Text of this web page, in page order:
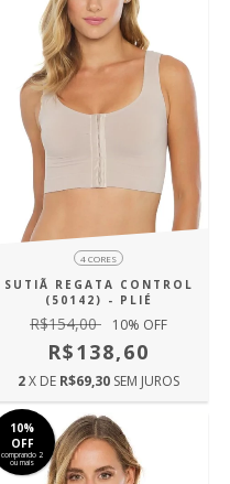
4 CORES
SUTIÃ REGATA CONTROL
(50142) - PLIÉ
R$154,00 10% OFF
R$138,60
2X DE R$69,30 SEM JUROS
10%
OFF
comprando 2
ou mais